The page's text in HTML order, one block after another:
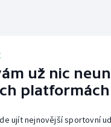
už nic
ujít nejnovější sportovní